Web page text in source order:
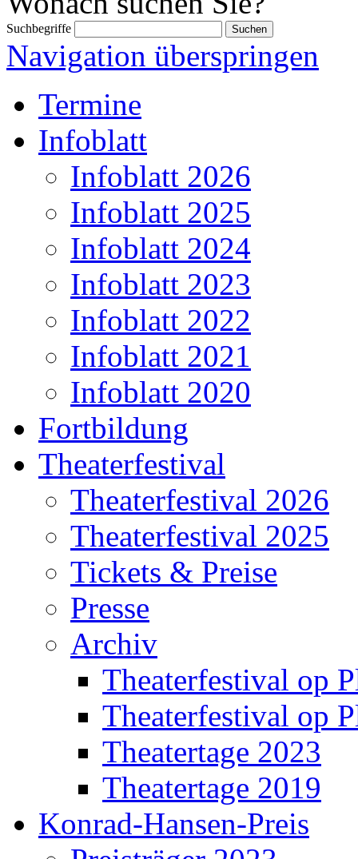
Suchbegriffe
Navigation überspringen
Termine
Infoblatt
Infoblatt 2026
Infoblatt 2025
Infoblatt 2024
Infoblatt 2023
Infoblatt 2022
Infoblatt 2021
Infoblatt 2020
Fortbildung
Theaterfestival
Theaterfestival 2026
Theaterfestival 2025
Tickets & Preise
Presse
Archiv
Theaterfestival op
Theaterfestival op
Theatertage 2023
Theatertage 2019
Konrad-Hansen-Preis